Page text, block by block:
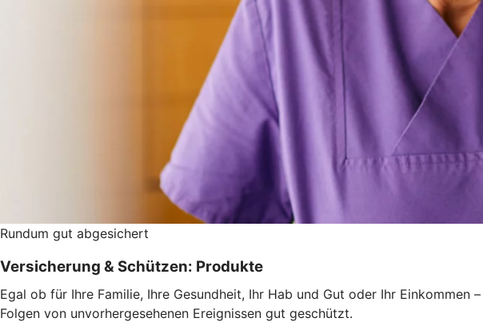
Rundum gut abgesichert
Versicherung & Schützen: Produkte
Egal ob für Ihre Familie, Ihre Gesundheit, Ihr Hab und Gut oder Ihr
Folgen von unvorhergesehenen Ereignissen gut geschützt.